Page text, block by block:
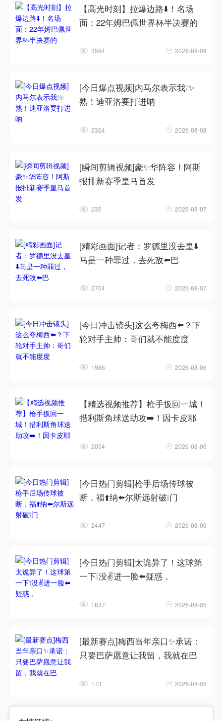
【高光时刻】拉爆边路⬇️！名场
面：22年姆巴佩世界杯半决赛的
3594 2026-08-09
[今日爆点视频]内马尔表示我❕✨
熟！迪亚洛要打进呐
2324 2026-08-08
[瞬间剪辑视频]豪✨华阵容！阿斯
报排新赛季皇马首发
235 2026-08-07
[精彩画面]记者：罗德里没去皇⬇️
马是一种罪过，去死敌⬅️巴
2704 2026-08-07
[今日冲击镜头]这么夸梅西⬅️？下
轮对手主帅：哥们就不能度度
1986 2026-08-06
【精选视频推荐】枪手扳回一城！
措利斯角球送助攻➡️！因卡皮耶
2054 2026-08-06
[今日热门剪辑]枪手后场传球被
断，福⬆️纳⬅️尔斯远射破❕门
2447 2026-08-06
[今日热门剪辑]太诡异了！这球第
一下❕没✌️进一脸⬅️疑惑，
1837 2026-08-05
[最新赛点]梅西当年亲口✨承诺：
只要巴萨愿意让我留，我就在巴
173 2026-08-05